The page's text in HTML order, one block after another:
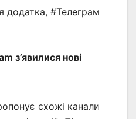
додатка, #Телеграм
з’явилися нові
схожі канали